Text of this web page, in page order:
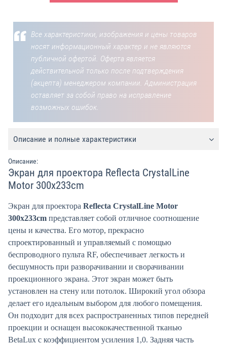
Все характеристики, изображения и цены товаров
носят информационный характер и не являются
публичной офертой. Оферта является
действительной только после подтверждения
(акцепта) менеджером компании. Администрация
оставляет за собой право на исправление
возможных ошибок.
Описание и полные характеристики
Описание:
Экран для проектора Reflecta CrystalLine
Motor 300x233cm
Экран для проектора Reflecta CrystalLine Motor
300x233cm представляет собой отличное соотношение
цены и качества. Его мотор, прекрасно
спроектированный и управляемый с помощью
беспроводного пульта RF, обеспечивает легкость и
бесшумность при разворачивании и сворачивании
проекционного экрана. Этот экран может быть
установлен на стену или потолок. Широкий угол обзора
делает его идеальным выбором для любого помещения.
Он подходит для всех распространенных типов передней
проекции и оснащен высококачественной тканью
BetaLux с коэффициентом усиления 1,0. Задняя часть